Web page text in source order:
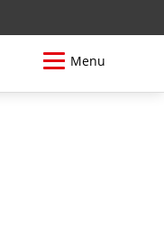
Menu